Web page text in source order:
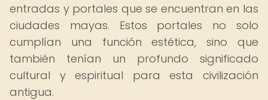
entradas y portales que se encuentran en las
ciudades mayas. Estos portales no solo
cumplían una función estética, sino que
también tenían un profundo significado
cultural y espiritual para esta civilización
antigua.